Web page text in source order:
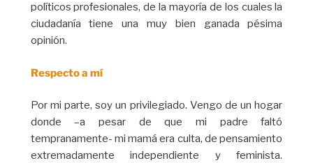
políticos profesionales, de la mayoría de los cuales la
ciudadanía tiene una muy bien ganada pésima
opinión.
Respecto a mí
Por mi parte, soy un privilegiado. Vengo de un hogar
donde –a pesar de que mi padre faltó
tempranamente- mi mamá era culta, de pensamiento
extremadamente independiente y feminista.